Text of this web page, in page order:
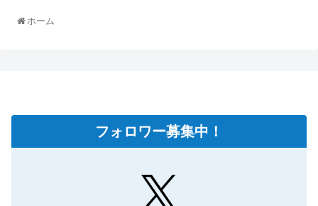
ホーム
フォロワー募集中！